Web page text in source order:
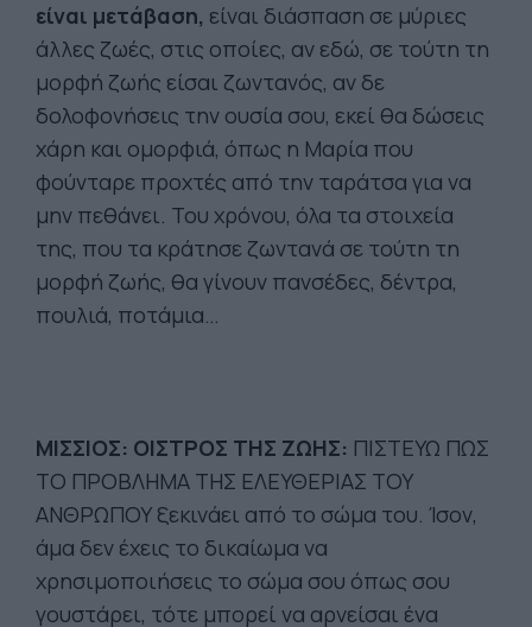
είναι μετάβαση, είναι διάσπαση σε μύριες
άλλες ζωές, στις οποίες, αν εδώ, σε τούτη τη
μορφή ζωής είσαι ζωντανός, αν δε
δολοφονήσεις την ουσία σου, εκεί θα δώσεις
χάρη και ομορφιά, όπως η Μαρία που
φούνταρε προχτές από την ταράτσα για να
μην πεθάνει. Του χρόνου, όλα τα στοιχεία
της, που τα κράτησε ζωντανά σε τούτη τη
μορφή ζωής, θα γίνουν πανσέδες, δέντρα,
πουλιά, ποτάμια…
ΜΙΣΣΙΟΣ: ΟΙΣΤΡΟΣ ΤΗΣ ΖΩΗΣ: ΠΙΣΤΕΥΩ ΠΩΣ
ΤΟ ΠΡΟΒΛΗΜΑ ΤΗΣ ΕΛΕΥΘΕΡΙΑΣ ΤΟΥ
ΑΝΘΡΩΠΟΥ ξεκινάει από το σώμα του. Ίσον,
άμα δεν έχεις το δικαίωμα να
χρησιμοποιήσεις το σώμα σου όπως σου
γουστάρει, τότε μπορεί να αρνείσαι ένα